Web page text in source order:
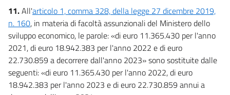
11.All'articolo 1, comma 328, della legge 27 dicembre 2019,
n. 160, in materia di facoltà assunzionali del Ministero dello
sviluppo economico, le parole: «di euro 11.365.430 per l'anno
2021, di euro 18.942.383 per l'anno 2022 e di euro
22.730.859 a decorrere dall'anno 2023» sono sostituite dalle
seguenti: «di euro 11.365.430 per l'anno 2022, di euro
18.942.383 per l'anno 2023 e di euro 22.730.859 annui a